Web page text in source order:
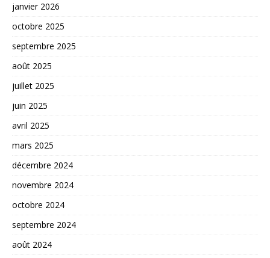
janvier 2026
octobre 2025
septembre 2025
août 2025
juillet 2025
juin 2025
avril 2025
mars 2025
décembre 2024
novembre 2024
octobre 2024
septembre 2024
août 2024